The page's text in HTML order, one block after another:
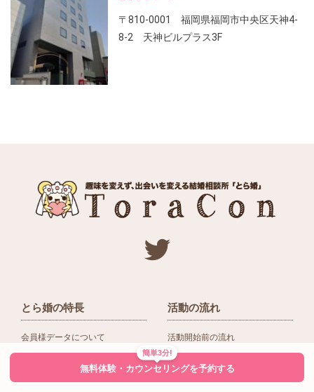
〒810-0001 福岡県福岡市中央区天神4-
8-2 天神ビルプラス3F
とら婚の特長
会員様データについて
活動の流れ
活動開始前の流れ
入会後の活動の流れ
簡単3分!
無料体験・カウンセリングを予約する